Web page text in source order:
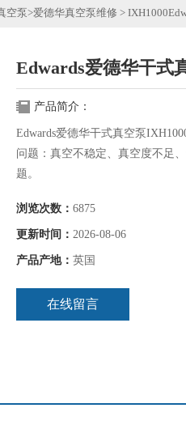
空泵>爱德华真空泵维修 >
Edwards爱德华干式
产品简介：
Edwards爱德华干式真空泵
问题：真空不稳定、真空度不足
题。
浏览次数： 6875
更新时间： 2026-08-06
产品产地： 英国
在线留言